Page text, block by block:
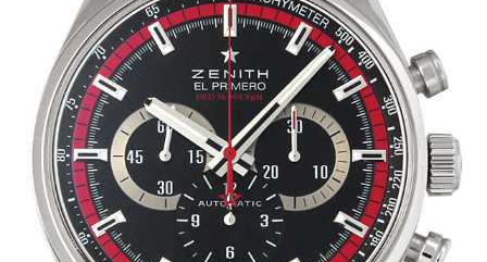
全てのブランドを見
る
ロレックス
パテック
フィリップ